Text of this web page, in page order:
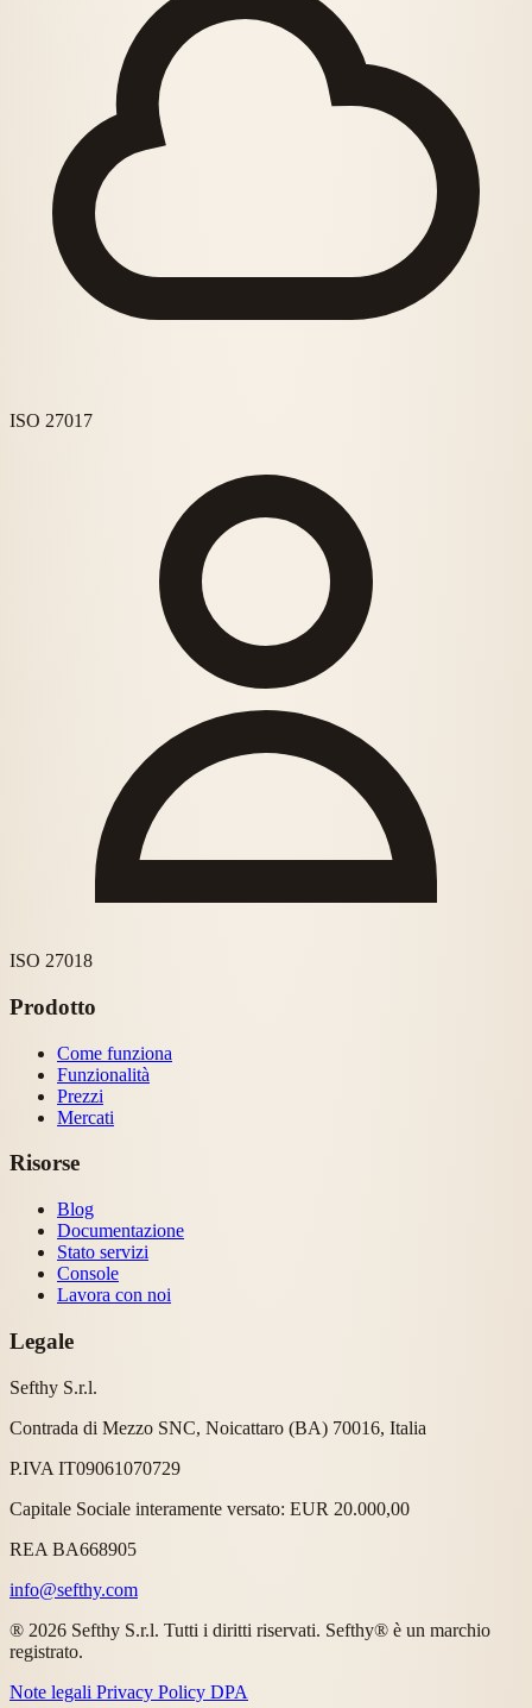
ISO 27017
ISO 27018
Prodotto
Come funziona
Funzionalità
Prezzi
Mercati
Risorse
Blog
Documentazione
Stato servizi
Console
Lavora con noi
Legale
Sefthy S.r.l.
Contrada di Mezzo SNC, Noicattaro (BA) 70016, Italia
P.IVA IT09061070729
Capitale Sociale interamente versato: EUR 20.000,00
REA BA668905
info@sefthy.com
® 2026 Sefthy S.r.l. Tutti i diritti riservati. Sefthy® è un marchio
registrato.
Note legali Privacy Policy DPA